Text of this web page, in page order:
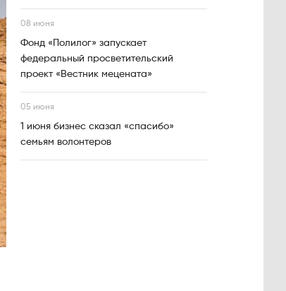
08 июня
Фонд «Полилог» запускает
федеральный просветительский
проект «Вестник мецената»
05 июня
1 июня бизнес сказал «спасибо»
семьям волонтеров